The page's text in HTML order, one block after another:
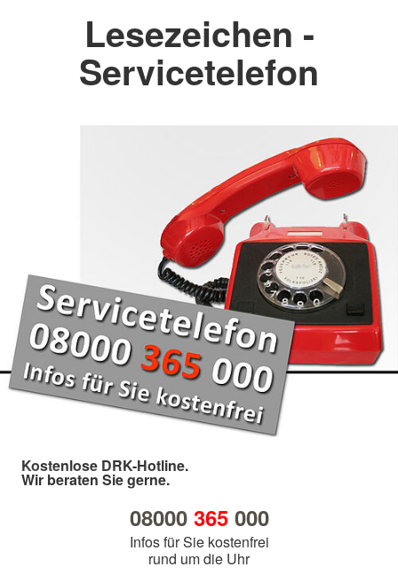
Lesezeichen -
Servicetelefon
Kostenlose DRK-Hotline.
Wir beraten Sie gerne.
08000 365000
Infos für Sie kostenfrei
rund um die Uhr